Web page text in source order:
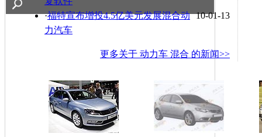
10-01-13
·福特宣布增投4.5亿美元发展混合动
力汽车
更多关于 动力车 混合 的新闻>>